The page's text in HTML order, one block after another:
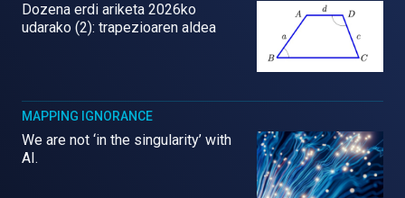
Dozena erdi ariketa 2026ko
udarako (2): trapezioaren aldea
MAPPING IGNORANCE
We are not ‘in the singularity’ with
AI.